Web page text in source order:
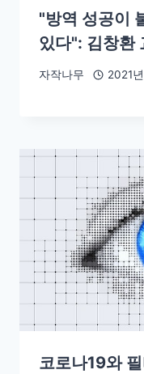
"방역 성공이
있다": 김창환
자작나무 2021
코로나19와